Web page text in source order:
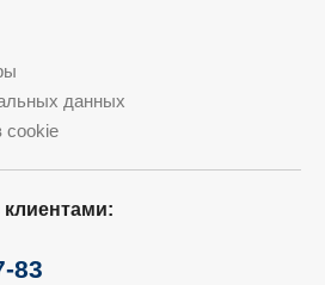
данных
cookie
83